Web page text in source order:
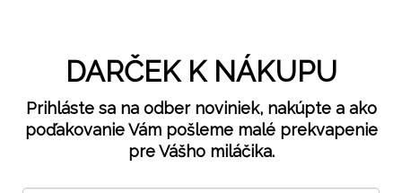
DARČEK K NÁKUPU
Prihláste sa na odber noviniek, nakúpte a ako
poďakovanie Vám pošleme malé prekvapenie
pre Vášho miláčika.